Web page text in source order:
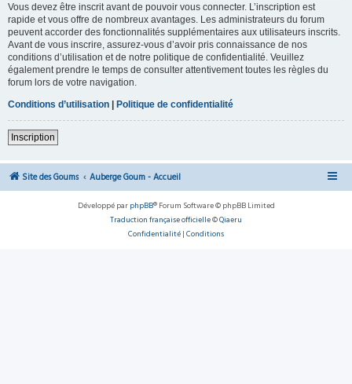
Vous devez être inscrit avant de pouvoir vous connecter. L’inscription est
rapide et vous offre de nombreux avantages. Les administrateurs du forum
peuvent accorder des fonctionnalités supplémentaires aux utilisateurs inscrits.
Avant de vous inscrire, assurez-vous d’avoir pris connaissance de nos
conditions d’utilisation et de notre politique de confidentialité. Veuillez
également prendre le temps de consulter attentivement toutes les règles du
forum lors de votre navigation.
Conditions d’utilisation | Politique de confidentialité
Inscription
Site des Goums Auberge Goum - Accueil
Développé par phpBB® Forum Software © phpBB Limited
Traduction française officielle©Qiaeru
Confidentialité | Conditions